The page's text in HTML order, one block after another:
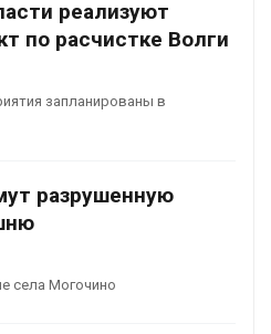
реализуют
по расчистке Волги
запланированы в
разрушенную
села Могочино